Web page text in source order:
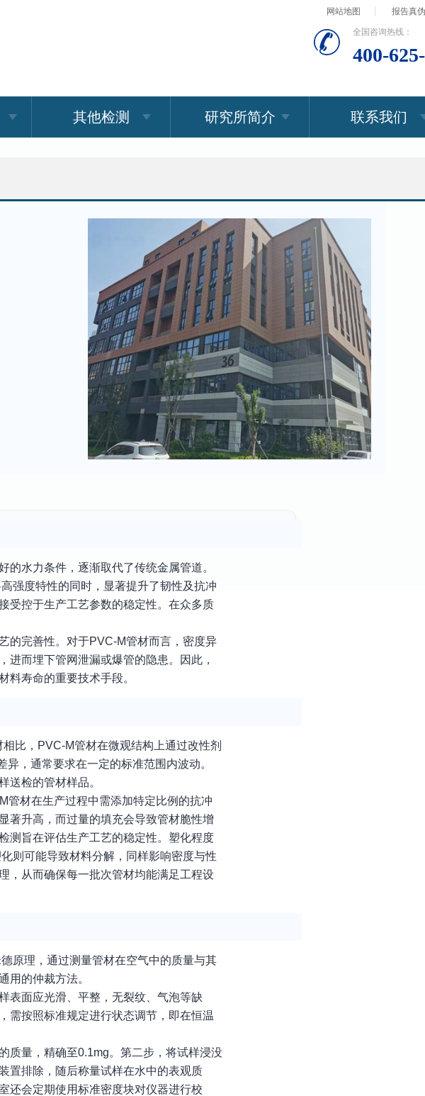
网站地图 报告真
全国咨询热线：
400-
其他检测 研究所简介 联系我们
水力条件，逐渐取代了传统金属管道。
强度特性的同时，显著提升了韧性及抗冲
受控于生产工艺参数的稳定性。在众多质
的完善性。对于PVC-M管材而言，密度异
而埋下管网泄漏或爆管的隐患。因此，
料寿命的重要技术手段。
比，PVC-M管材在微观结构上通过改性剂
，通常要求在一定的标准范围内波动。
送检的管材样品。
管材在生产过程中需添加特定比例的抗冲
著升高，而过量的填充会导致管材脆性增
测旨在评估生产工艺的稳定性。塑化程度
则可能导致材料分解，同样影响密度与性
，从而确保每一批次管材均能满足工程设
原理，通过测量管材在空气中的质量与其
用的仲裁方法。
表面应光滑、平整，无裂纹、气泡等缺
需按照标准规定进行状态调节，即在恒温
质量，精确至0.1mg。第二步，将试样浸没
置排除，随后称量试样在水中的表观质
还会定期使用标准密度块对仪器进行校